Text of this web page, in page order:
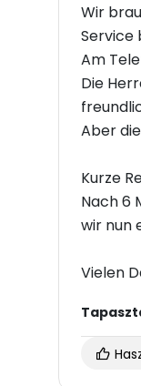
Wir
Service
Am
Die
Aber
Kurze
Nach 6
wir nun
Vielen